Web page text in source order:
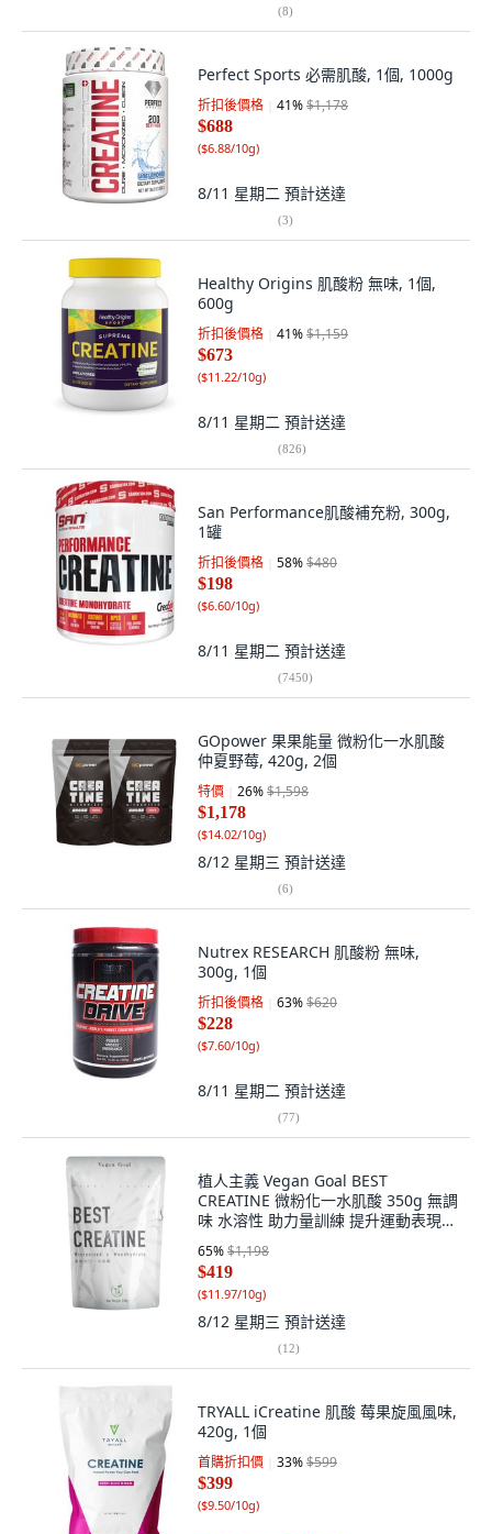
(8)
Perfect Sports 必需肌酸, 1個, 1000g
折扣後價格 41%$1,178
$688
($6.88/10g)
8/11 星期二 預計送達
(3)
Healthy Origins 肌酸粉 無味, 1個,
600g
折扣後價格 41%$1,159
$673
($11.22/10g)
8/11 星期二 預計送達
(826)
San Performance肌酸補充粉, 300g,
1罐
折扣後價格 58%$480
$198
($6.60/10g)
8/11 星期二 預計送達
(7450)
GOpower 果果能量 微粉化一水肌酸
仲夏野莓, 420g, 2個
特價 26%$1,598
$1,178
($14.02/10g)
8/12 星期三 預計送達
(6)
Nutrex RESEARCH 肌酸粉 無味,
300g, 1個
折扣後價格 63%$620
$228
($7.60/10g)
8/11 星期二 預計送達
(77)
植人主義 Vegan Goal BEST
CREATINE 微粉化一水肌酸 350g 無調
味 水溶性 助力量訓練 提升運動表現
附專用湯匙, 1個, 特價！水和型肌酸
350g（附專用湯匙）
65%$1,198
$419
($11.97/10g)
8/12 星期三 預計送達
(12)
TRYALL iCreatine 肌酸 莓果旋風風味,
420g, 1個
首購折扣價 33%$599
$399
($9.50/10g)